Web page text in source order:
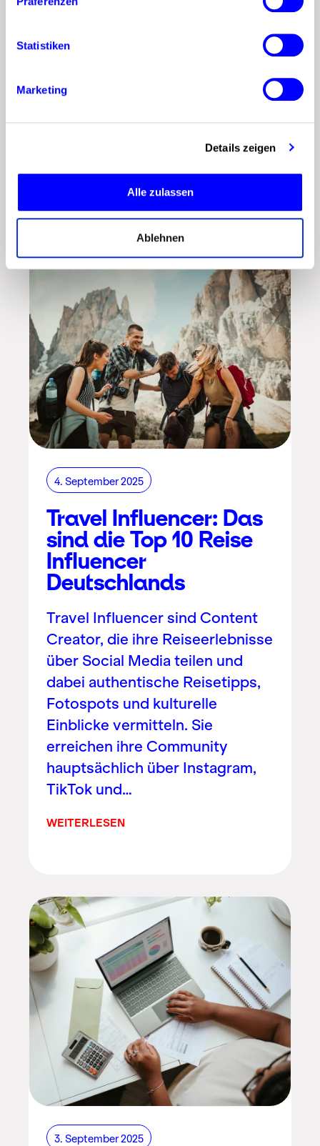
Statistiken
Marketing
Details zeigen
Alle zulassen
Ablehnen
Media Millionen von Followern
persönliche Einblicke mit
4. September 2025
Travel Influencer: Das
sind die Top 10 Reise
Influencer
Deutschlands
Travel Influencer sind Content
Creator, die ihre Reiseerlebnisse
über Social Media teilen und
dabei authentische Reisetipps,
Fotospots und kulturelle
Einblicke vermitteln. Sie
erreichen ihre Community
hauptsächlich über Instagram,
TikTok und…
WEITERLESEN
3. September 2025